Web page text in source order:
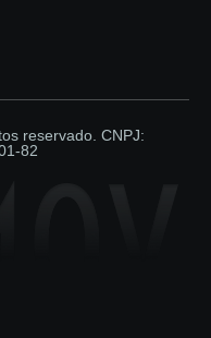
reservado. CNPJ:
82